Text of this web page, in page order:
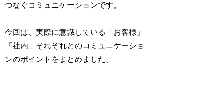
つなぐコミュニケーションです。
今回は、実際に意識している「お客様」
「社内」それぞれとのコミュニケーショ
ンのポイントをまとめました。